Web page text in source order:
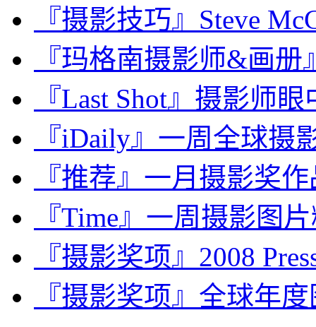
『摄影技巧』Steve
『玛格南摄影师&画册
『Last Shot』摄影师
『iDaily』一周全球摄
『推荐』一月摄影奖
『Time』一周摄影图
『摄影奖项』2008
『摄影奖项』全球年